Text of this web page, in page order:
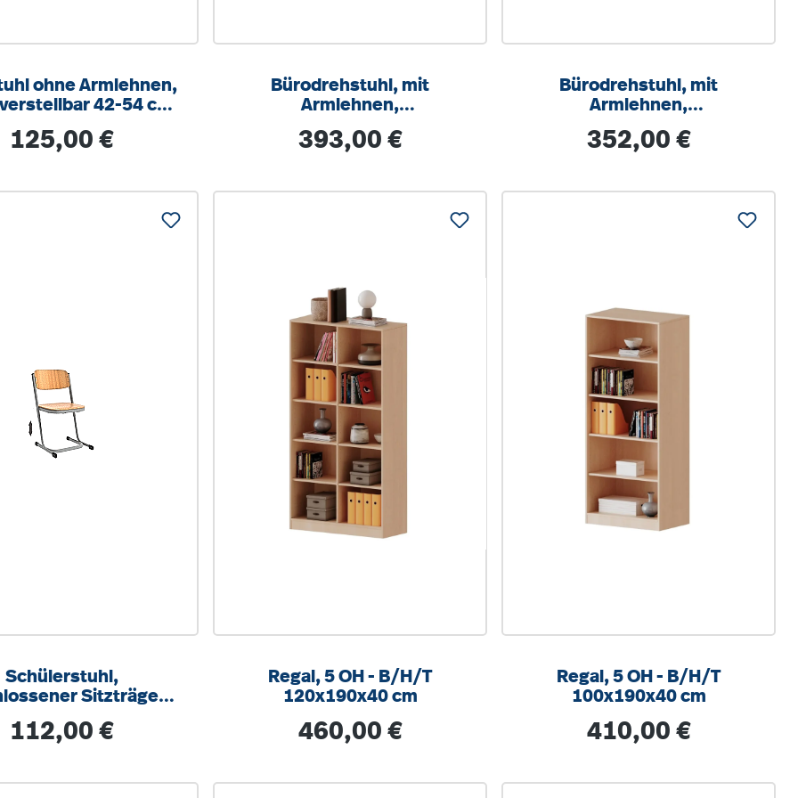
ohne Armlehnen,
42-54 cm,
Regulärer Preis:
125,00 €
Bürodrehstuhl, mit
Armlehnen,
Wippmechanik
Regulärer Preis:
393,00 €
Bürodrehstuhl, mit
Armlehnen,
Wippmechanik
Regulärer Preis:
352,00 €
Schülerstuhl,
Sitzträger,
von 34-42
Regulärer Preis:
112,00 €
Regal, 5 OH - B/H/T
120x190x40 cm
Regulärer Preis:
460,00 €
Regal, 5 OH - B/H/T
100x190x40 cm
Regulärer Preis:
410,00 €